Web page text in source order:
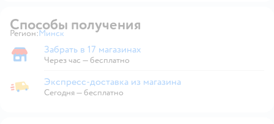
Способы получения
Регион: Выбор адреса доставки.
Минск
Забрать в магазине
Забрать в 17 магазинах
Через час — бесплатно
Экспресс-доставка из магазина
Экспресс-доставка из магазина
Сегодня—бесплатно